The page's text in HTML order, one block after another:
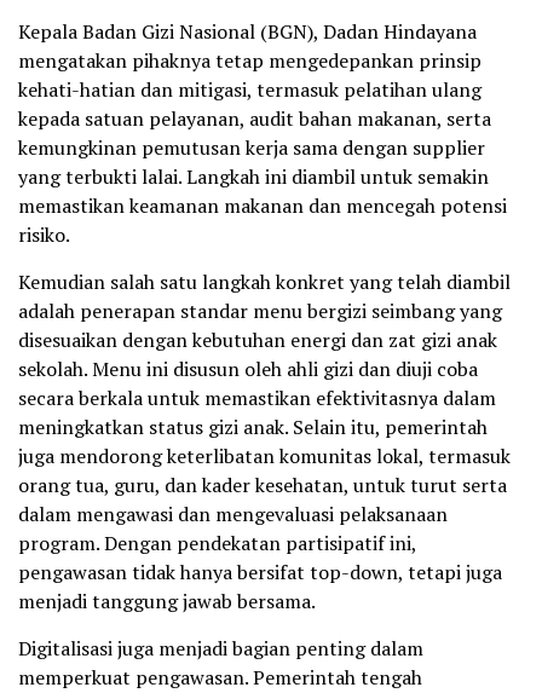
Kepala Badan Gizi Nasional (BGN), Dadan Hindayana
mengatakan pihaknya tetap mengedepankan prinsip
kehati-hatian dan mitigasi, termasuk pelatihan ulang
kepada satuan pelayanan, audit bahan makanan, serta
kemungkinan pemutusan kerja sama dengan supplier
yang terbukti lalai. Langkah ini diambil untuk semakin
memastikan keamanan makanan dan mencegah potensi
risiko.
Kemudian salah satu langkah konkret yang telah diambil
adalah penerapan standar menu bergizi seimbang yang
disesuaikan dengan kebutuhan energi dan zat gizi anak
sekolah. Menu ini disusun oleh ahli gizi dan diuji coba
secara berkala untuk memastikan efektivitasnya dalam
meningkatkan status gizi anak. Selain itu, pemerintah
juga mendorong keterlibatan komunitas lokal, termasuk
orang tua, guru, dan kader kesehatan, untuk turut serta
dalam mengawasi dan mengevaluasi pelaksanaan
program. Dengan pendekatan partisipatif ini,
pengawasan tidak hanya bersifat top-down, tetapi juga
menjadi tanggung jawab bersama.
Digitalisasi juga menjadi bagian penting dalam
memperkuat pengawasan. Pemerintah tengah